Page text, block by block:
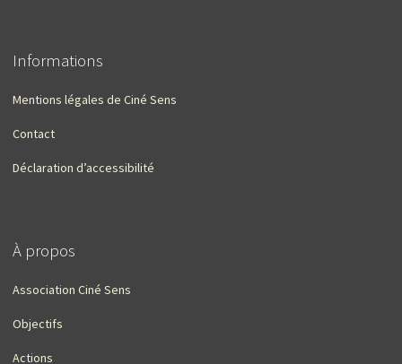
Informations
Mentions légales de Ciné Sens
Contact
Déclaration d’accessibilité
À propos
Association Ciné Sens
Objectifs
Actions